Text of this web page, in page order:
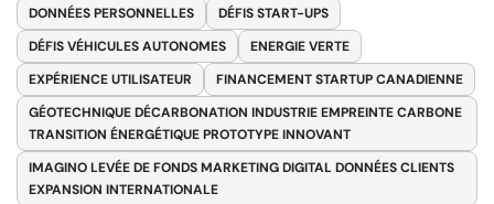
DONNÉES PERSONNELLES
DÉFIS START-UPS
DÉFIS VÉHICULES AUTONOMES
ENERGIE VERTE
EXPÉRIENCE UTILISATEUR
FINANCEMENT STARTUP CANADIENNE
GÉOTECHNIQUE DÉCARBONATION INDUSTRIE EMPREINTE CARBONE
TRANSITION ÉNERGÉTIQUE PROTOTYPE INNOVANT
IMAGINO LEVÉE DE FONDS MARKETING DIGITAL DONNÉES CLIENTS
EXPANSION INTERNATIONALE